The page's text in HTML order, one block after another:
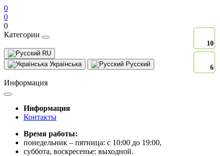
0
0
0
Категории
RU
Українська
Русский
Информация
Информация
Контакты
Время работы:
понедельник – пятница: с 10:00 до 19:00,
суббота, воскресенье: выходной.
10
6
10
6